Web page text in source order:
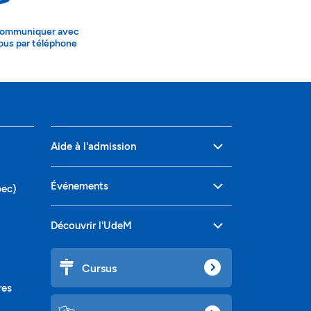
avec
par téléphone
Aide à l'admission
Événements
Découvrir l'UdeM
Cursus